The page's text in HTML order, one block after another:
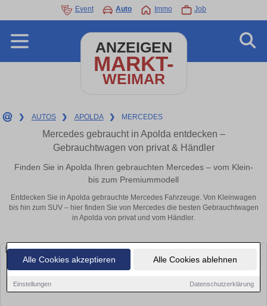
Alle Cookies akzeptieren Alle Cookies ablehnen
Einstellungen Datenschutzerklärung
Event Auto Immo Job
ANZEIGEN
MARKT-
WEIMAR
❯ AUTOS ❯ APOLDA ❯ MERCEDES
Mercedes gebraucht in Apolda entdecken –
Gebrauchtwagen von privat & Händler
Finden Sie in Apolda Ihren gebrauchten Mercedes – vom Klein-
bis zum Premiummodell
Entdecken Sie in Apolda gebrauchte Mercedes Fahrzeuge. Von Kleinwagen
bis hin zum SUV – hier finden Sie von Mercedes die besten Gebrauchtwagen
in Apolda von privat und vom Händler.